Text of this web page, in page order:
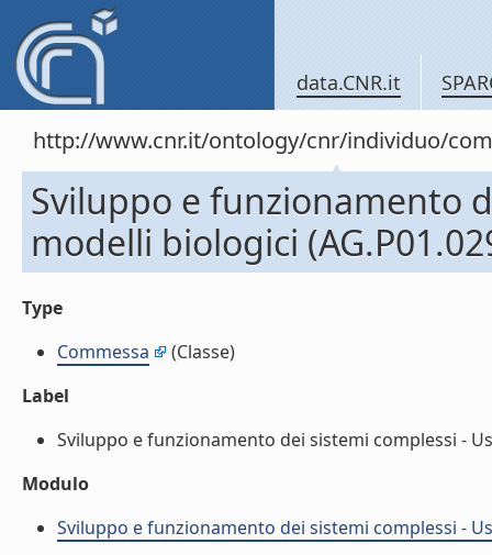
data.CNR.it
http://www.cnr.it/ontology/cnr/individuo/
Sviluppo e funzionamento
modelli biologici
Type
Commessa
(Classe)
Label
Sviluppo e funzionamento dei sistemi complessi -
Modulo
Sviluppo e funzionamento dei sistemi complessi -